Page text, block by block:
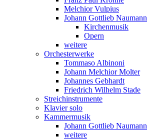
Melchior Vulpius
Johann Gottlieb Naumann
Kirchenmusik
Opern
weitere
Orchesterwerke
Tommaso Albinoni
Johann Melchior Molter
Johannes Gebhardt
Friedrich Wilhelm Stade
Streichinstrumente
Klavier solo
Kammermusik
Johann Gottlieb Naumann
weitere